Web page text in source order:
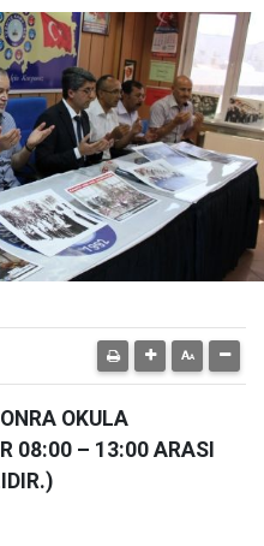
OKULA
08:00 – 13:00 ARASI